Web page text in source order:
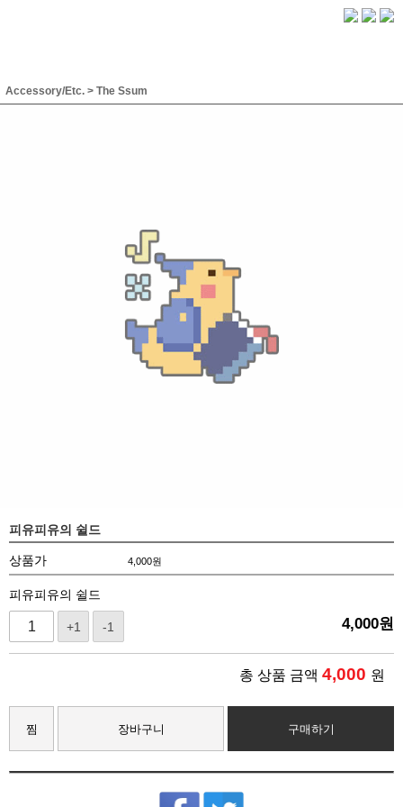
Accessory/Etc. > The Ssum
피유피유의 쉴드
상품가 4,000원
피유피유의 쉴드
+1 -1 4,000원
총 상품 금액 4,000 원
찜 장바구니 구매하기